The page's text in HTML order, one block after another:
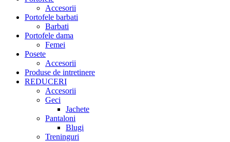
Accesorii
Portofele barbati
Barbati
Portofele dama
Femei
Posete
Accesorii
Produse de intretinere
REDUCERI
Accesorii
Geci
Jachete
Pantaloni
Blugi
Treninguri